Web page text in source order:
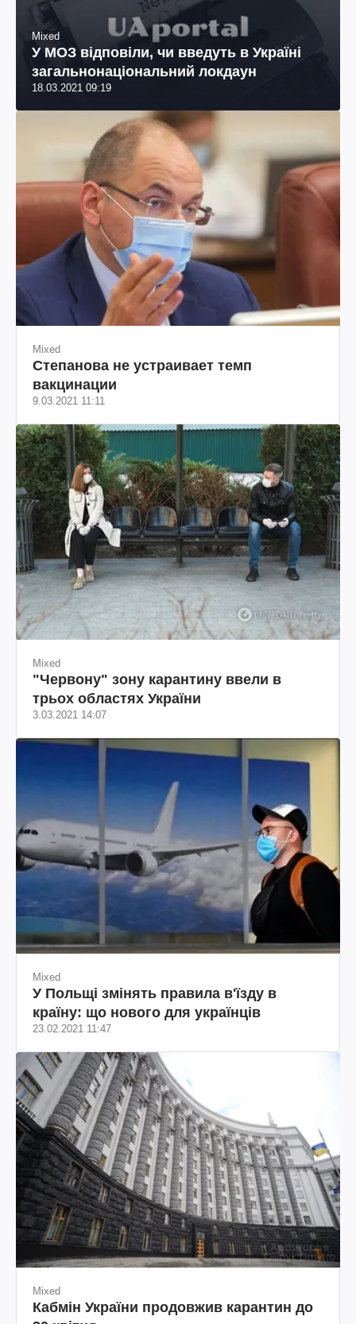
Mixed
У МОЗ відповіли, чи введуть в Україні
загальнонаціональний локдаун
18.03.2021 09:19
Mixed
Степанова не устраивает темп
вакцинации
9.03.2021 11:11
Mixed
"Червону" зону карантину ввели в
трьох областях України
3.03.2021 14:07
Mixed
У Польщі змінять правила в'їзду в
країну: що нового для українців
23.02.2021 11:47
Mixed
Кабмін України продовжив карантин до